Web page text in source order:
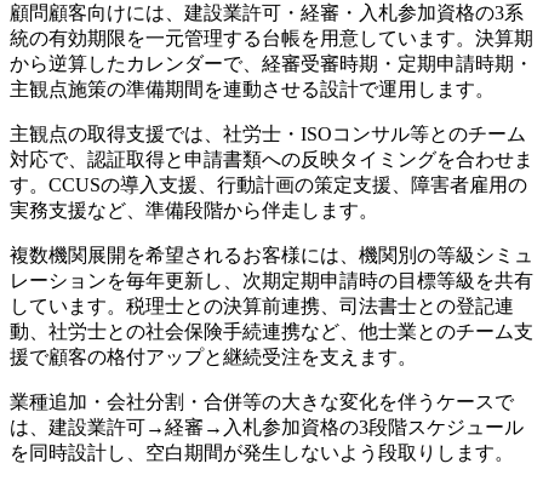
顧問顧客向けには、建設業許可・経審・入札参加資格の3系
統の有効期限を一元管理する台帳を用意しています。決算期
から逆算したカレンダーで、経審受審時期・定期申請時期・
主観点施策の準備期間を連動させる設計で運用します。
主観点の取得支援では、社労士・ISOコンサル等とのチーム
対応で、認証取得と申請書類への反映タイミングを合わせま
す。CCUSの導入支援、行動計画の策定支援、障害者雇用の
実務支援など、準備段階から伴走します。
複数機関展開を希望されるお客様には、機関別の等級シミュ
レーションを毎年更新し、次期定期申請時の目標等級を共有
しています。税理士との決算前連携、司法書士との登記連
動、社労士との社会保険手続連携など、他士業とのチーム支
援で顧客の格付アップと継続受注を支えます。
業種追加・会社分割・合併等の大きな変化を伴うケースで
は、建設業許可→経審→入札参加資格の3段階スケジュール
を同時設計し、空白期間が発生しないよう段取りします。